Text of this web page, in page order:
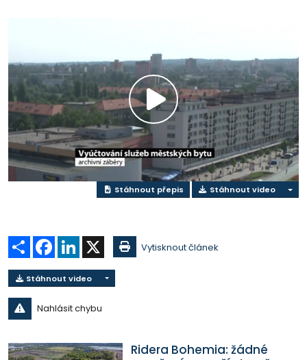
Přehrát
video
Stáhnout přepis Stáhnout video
Sdílet Facebook
LinkedIn Vytisknout článek
Stáhnout video
Nahlásit chybu
Ridera Bohemia: žádné